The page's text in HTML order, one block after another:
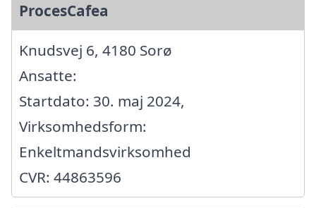
ProcesCafea
Knudsvej 6, 4180 Sorø
Ansatte:
Startdato: 30. maj 2024,
Virksomhedsform:
Enkeltmandsvirksomhed
CVR: 44863596